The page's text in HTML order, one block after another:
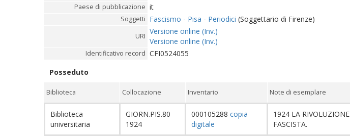
Paese di pubblicazione it
Soggetti Fascismo - Pisa - Periodici (Soggettario di Firenze)
URI
Versione online (Inv.)
Versione online (Inv.)
Identificativo record CFI0524055
Posseduto
Biblioteca Collocazione Inventario Note di esemplare
Biblioteca
universitaria
GIORN.PIS.80
1924
000105288 copia
digitale
1924 LA RIVOLUZIONE
FASCISTA.